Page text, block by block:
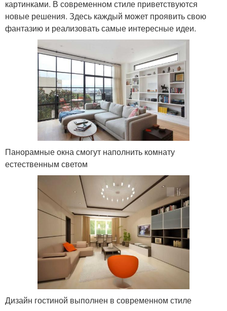
картинками. В современном стиле приветствуются
новые решения. Здесь каждый может проявить свою
фантазию и реализовать самые интересные идеи.
Панорамные окна смогут наполнить комнату
естественным светом
Дизайн гостиной выполнен в современном стиле